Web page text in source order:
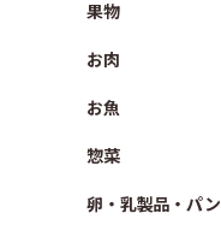
果物
お肉
お魚
惣菜
卵・乳製品・パン